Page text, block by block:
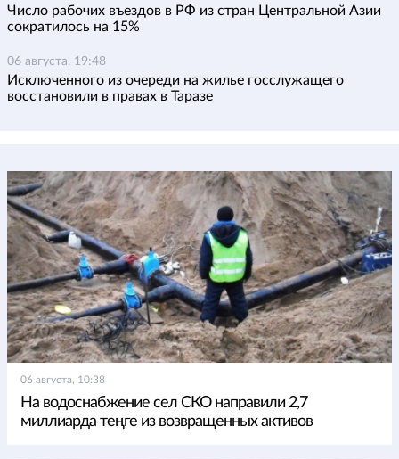
Число рабочих въездов в РФ из стран Центральной Азии
сократилось на 15%
06 августа, 19:48
Исключенного из очереди на жилье госслужащего
восстановили в правах в Таразе
06 августа, 10:38
На водоснабжение сел СКО направили 2,7
миллиарда теңге из возвращенных активов